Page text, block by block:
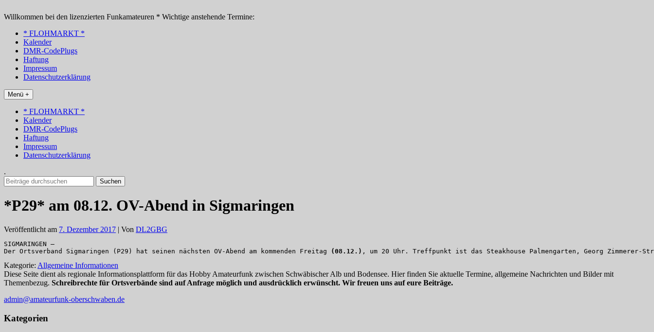
Inhalt
Willkommen bei den lizenzierten Funkamateuren * Wichtige anstehende Termine:
* FLOHMARKT *
Kalender
DMR-CodePlugs
Haftung
Impressum
Datenschutzerklärung
Menü +
* FLOHMARKT *
Kalender
DMR-CodePlugs
Haftung
Impressum
Datenschutzerklärung
.
Suchen
nach:
*P29* am 08.12. OV-Abend in Sigmaringen
Veröffentlicht am 7. Dezember 2017 | Von DL2GBG
SIGMARINGEN –
Der Ortsverband Sigmaringen (P29) hat seinen nächsten OV-Abend am kommenden Freitag
(08.12.) , um 20 Uhr. Treffpunkt ist das Steakhouse Palmengarten, Georg
Kategorie: Allgemeine Informationen
Diese Seite dient als regionale Informationsplattform für das Hobby Amateurfunk zwischen Schwäbischer Alb und Bodensee. Hier finden Sie aktuelle Termine, allgemeine Nachrichten und Bilder mit
Themenbezug. Schreibrechte für Ortsverbände sind auf Anfrage möglich und ausdrücklich erwünscht. Wir freuen uns auf eure Beiträge.
admin@amateurfunk-oberschwaben.de
Kategorien